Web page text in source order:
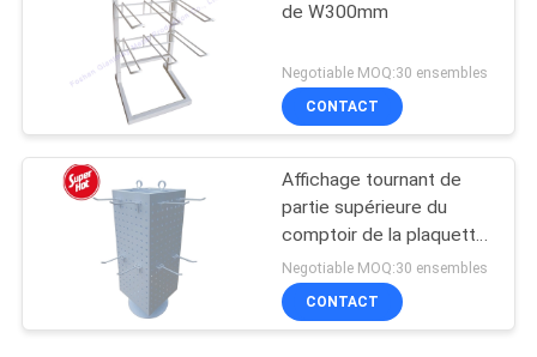
de W300mm
Negotiable MOQ:30 ensembles
CONTACT
Affichage tournant de
partie supérieure du
comptoir de la plaquette
perforée 360°
Negotiable MOQ:30 ensembles
CONTACT